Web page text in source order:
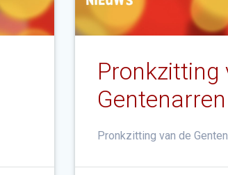
Pronkzitting
Gentenarren
Pronkzitting van de